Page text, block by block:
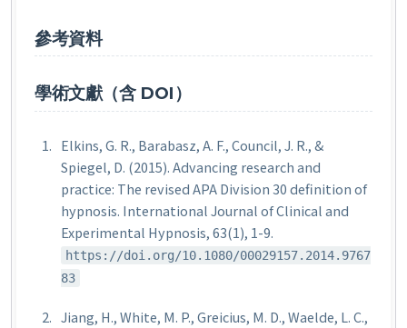
參考資料
學術文獻（含 DOI）
Elkins, G. R., Barabasz, A. F., Council, J. R., &
Spiegel, D. (2015). Advancing research and
practice: The revised APA Division 30 definition of
hypnosis. International Journal of Clinical and
Experimental Hypnosis, 63(1), 1-9.
https://doi.org/10.1080/00029157.2014.9767
83
Jiang, H., White, M. P., Greicius, M. D., Waelde, L. C.,